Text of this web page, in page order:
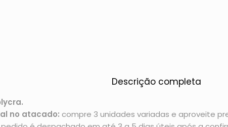
Descrição completa
no atacado: compre 3 unidades variadas e aproveite